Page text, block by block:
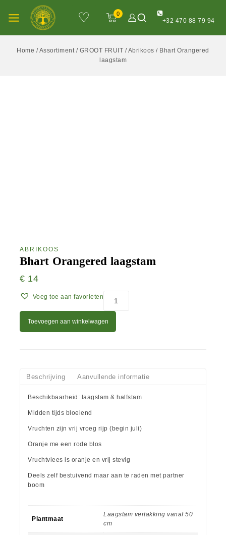
♡ 0
+32 470 88 79 94
Home /Assortiment / GROOT FRUIT /Abrikoos / Bhart Orangered
laagstam
ABRIKOOS
Bhart Orangered laagstam
€ 14
Voeg toe aan favorieten
Toevoegen aan winkelwagen
Beschrijving Aanvullende informatie
Beschikbaarheid: laagstam & halfstam
Midden tijds bloeiend
Vruchten zijn vrij vroeg rijp (begin juli)
Oranje me een rode blos
Vruchtvlees is oranje en vrij stevig
Deels zelf bestuivend maar aan te raden met partner
boom
Plantmaat
Laagstam vertakking vanaf 50
cm